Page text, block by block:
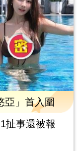
亞」首入圍
扯事還被報